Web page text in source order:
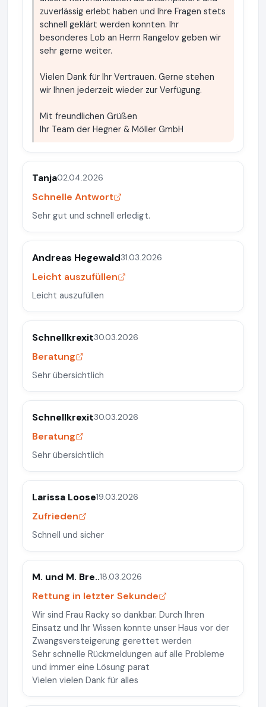
zuverlässig erlebt haben und Ihre Fragen stets
schnell geklärt werden konnten. Ihr
besonderes Lob an Herrn Rangelov geben wir
sehr gerne weiter.
Vielen Dank für Ihr Vertrauen. Gerne stehen
wir Ihnen jederzeit wieder zur Verfügung.
Mit freundlichen Grüßen
Ihr Team der Hegner & Möller GmbH
Tanja02.04.2026
Schnelle Antwort
Sehr gut und schnell erledigt.
Andreas Hegewald31.03.2026
Leicht auszufüllen
Leicht auszufüllen
Schnellkrexit30.03.2026
Beratung
Sehr übersichtlich
Schnellkrexit30.03.2026
Beratung
Sehr übersichtlich
Larissa Loose19.03.2026
Zufrieden
Schnell und sicher
M. und M. Bre..18.03.2026
Rettung in letzter Sekunde
Wir sind Frau Racky so dankbar. Durch Ihren
Einsatz und Ihr Wissen konnte unser Haus vor der
Zwangsversteigerung gerettet werden
Sehr schnelle Rückmeldungen auf alle Probleme
und immer eine Lösung parat
Vielen vielen Dank für alles